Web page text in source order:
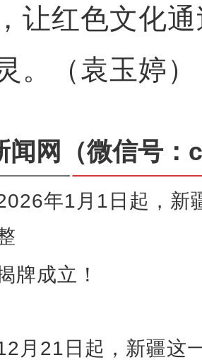
让红色文化
。（袁玉婷）
闻网 （微信号
年1月1日起，新
牌成立！
月21日起，新疆这